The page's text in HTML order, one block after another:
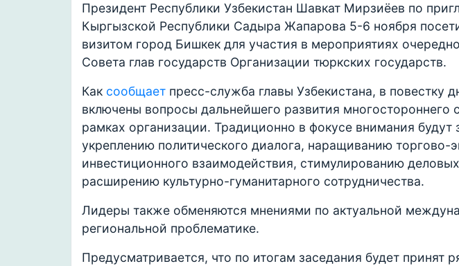
Президент Республики Узбекистан Шавкат Мирзиёев по
Кыргызской Республики Садыра Жапарова 5-6 ноября
визитом город Бишкек для участия в мероприятиях
Совета глав государств Организации тюркских государств.
Как сообщает пресс-служба главы Узбекистана, в повестку
включены вопросы дальнейшего развития многостороннего
рамках организации. Традиционно в фокусе внимания будут
укреплению политического диалога, наращиванию торгово-
инвестиционного взаимодействия, стимулированию
расширению культурно-гуманитарного сотрудничества.
Лидеры также обменяются мнениями по актуальной
региональной проблематике.
Предусматривается, что по итогам заседания будет принят